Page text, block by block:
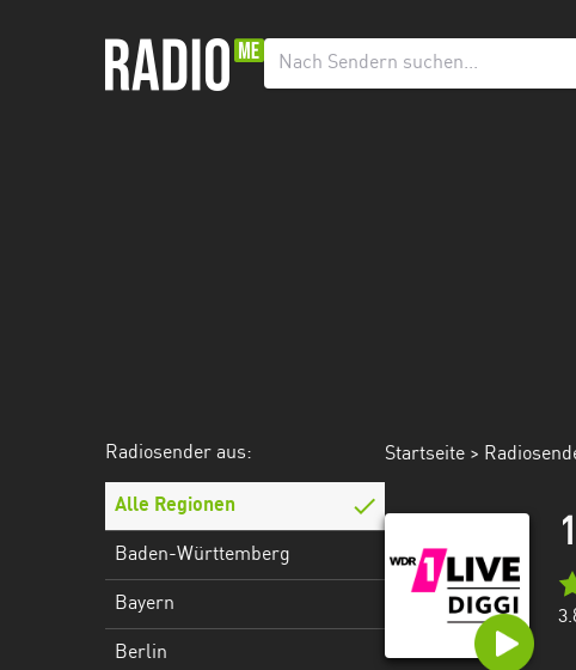
Hamburg
Mecklenburg-
Vorpommern
Radiosender aus:
Alle Regionen
Baden-Württemberg
Bayern
Berlin
Startseite>